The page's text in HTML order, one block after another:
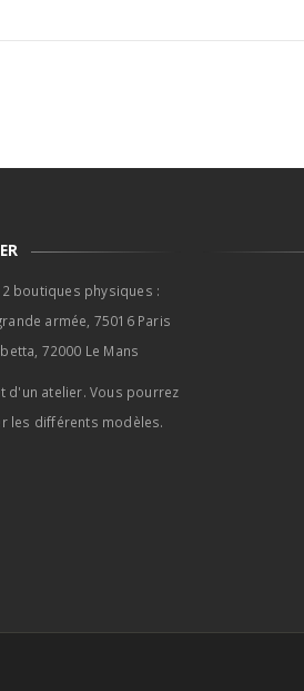
boutiques physiques :
armée, 75016 Paris
72000 Le Mans
d'un atelier. Vous pourrez
les différents modèles.